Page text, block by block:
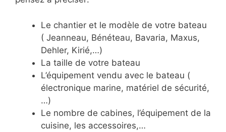
Le chantier et le modèle de votre bateau
( Jeanneau, Bénéteau, Bavaria, Maxus,
Dehler, Kirié,…)
La taille de votre bateau
L’équipement vendu avec le bateau (
électronique marine, matériel de sécurité,
…)
Le nombre de cabines, l’équipement de la
cuisine, les accessoires,…